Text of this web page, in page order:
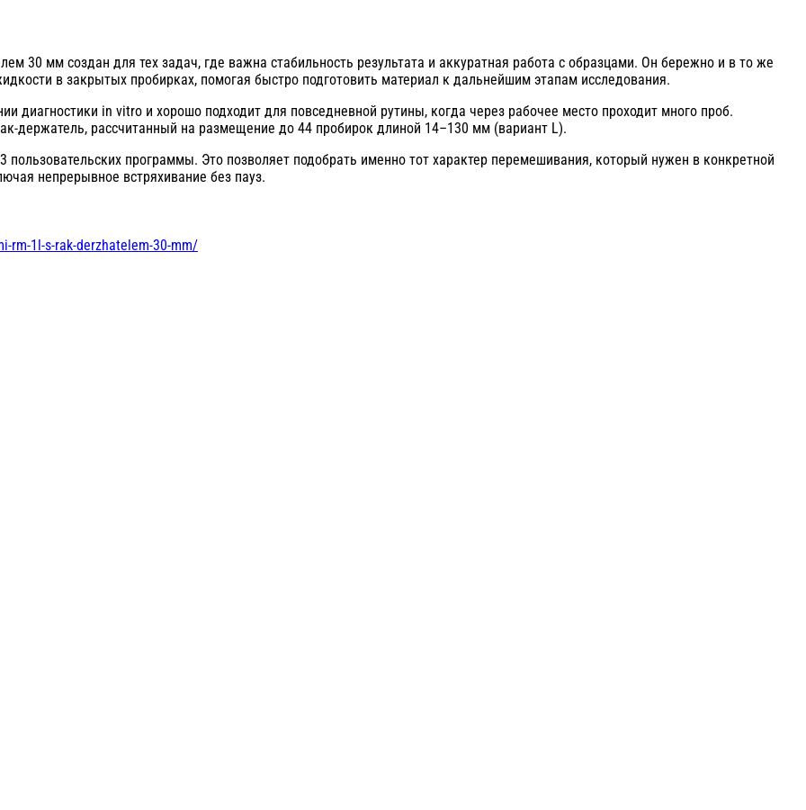
30 мм создан для тех задач, где важна стабильность результата и аккуратная работа с образцами. Он бережно и в то же
в закрытых пробирках, помогая быстро подготовить материал к дальнейшим этапам исследования.
диагностики in vitro и хорошо подходит для повседневной рутины, когда через рабочее место проходит много проб.
держатель, рассчитанный на размещение до 44 пробирок длиной 14–130 мм (вариант L).
программы. Это позволяет подобрать именно тот характер перемешивания, который нужен в конкретной
непрерывное встряхивание без пауз.
rm-1l-s-rak-derzhatelem-30-mm/